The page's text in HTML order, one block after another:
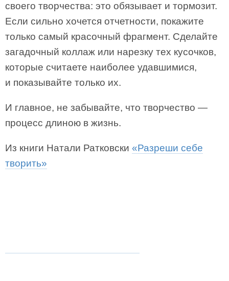
своего творчества: это обязывает и тормозит.
Если сильно хочется отчетности, покажите
только самый красочный фрагмент. Сделайте
загадочный коллаж или нарезку тех кусочков,
которые считаете наиболее удавшимися,
и показывайте только их.
И главное, не забывайте, что творчество —
процесс длиною в жизнь.
Из книги Натали Ратковски «Разреши себе
творить»